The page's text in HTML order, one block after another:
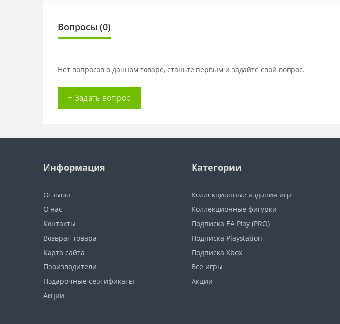
Вопросы (0)
Нет вопросов о данном товаре, станьте первым и задайте свой вопрос.
+ Задать вопрос
Информация
Отзывы
О нас
Контакты
Возврат товара
Карта сайта
Производители
Подарочные сертификаты
Акции
Категории
Коллекционные издания игр
Коллекционные фигурки
Подписка EA Play (PRO)
Подписка Playstation
Подписка Xbox
Все игры
Акции